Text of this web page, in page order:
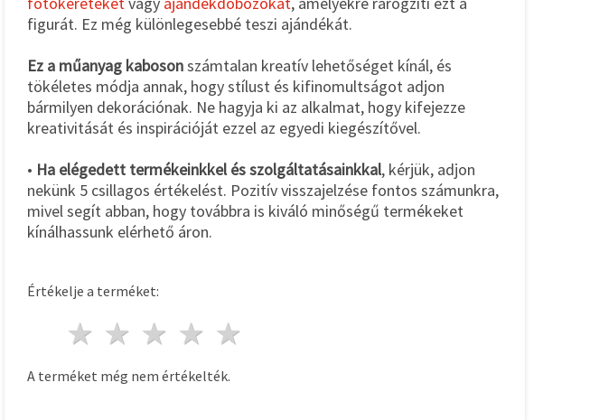
figurát. Ez még különlegesebbé teszi ajándékát.
Ez a műanyag kabosonszámtalan kreatív lehetőséget kínál, és
tökéletes módja annak, hogy stílust és kifinomultságot adjon
bármilyen dekorációnak. Ne hagyja ki az alkalmat, hogy kifejezze
kreativitását és inspirációját ezzel az egyedi kiegészítővel.
• Ha elégedett termékeinkkel és szolgáltatásainkkal, kérjük, adjon
nekünk 5 csillagos értékelést. Pozitív visszajelzése fontos számunkra,
mivel segít abban, hogy továbbra is kiváló minőségű termékeket
kínálhassunk elérhető áron.
Értékelje a terméket:
4 csillagok
3 csillagok
2 csillagok
1 csillag
A terméket még nem értékelték.